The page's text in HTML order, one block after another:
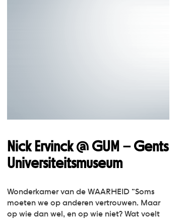
Nick Ervinck @ GUM – Gents
Universiteitsmuseum
Wonderkamer van de WAARHEID “Soms
moeten we op anderen vertrouwen. Maar
op wie dan wel, en op wie niet? Wat voelt